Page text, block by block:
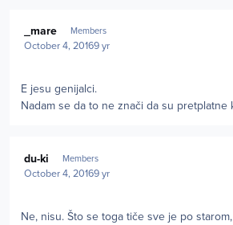
_mare Members
October 4, 20169 yr
E jesu genijalci.
Nadam se da to ne znači da su pretplatne
du-ki Members
October 4, 20169 yr
Ne, nisu. Što se toga tiče sve je po